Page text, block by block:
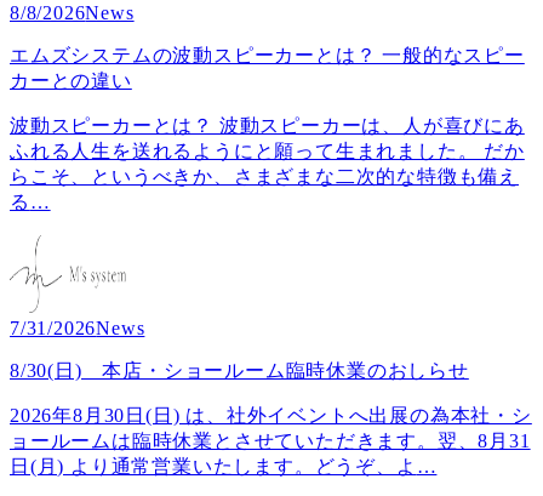
8/8/2026News
エムズシステムの波動スピーカーとは？ 一般的なスピー
カーとの違い
波動スピーカーとは？ 波動スピーカーは、人が喜びにあ
ふれる人生を送れるようにと願って生まれました。 だか
らこそ、というべきか、さまざまな二次的な特徴も備え
る …
7/31/2026News
8/30(日) 本店・ショールーム臨時休業のおしらせ
2026年8月30日(日) は、社外イベントへ出展の為本社・シ
ョールームは臨時休業とさせていただきます。翌、8月31
日(月) より通常営業いたします。どうぞ、よ …